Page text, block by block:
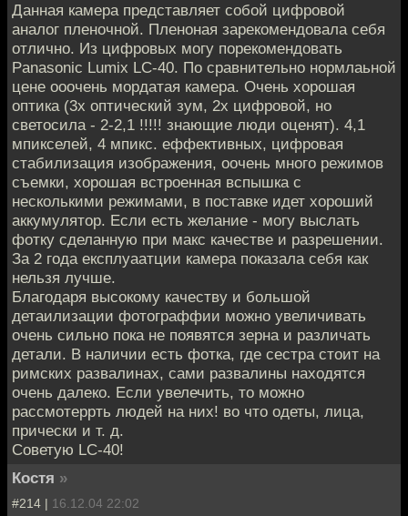
Данная камера представляет собой цифровой
аналог пленочной. Пленоная зарекомендовала себя
отлично. Из цифровых могу порекомендовать
Panasonic Lumix LC-40. По сравнительно нормлаьной
цене ооочень мордатая камера. Очень хорошая
оптика (3х оптический зум, 2х цифровой, но
светосила - 2-2,1 !!!!! знающие люди оценят). 4,1
мпикселей, 4 мпикс. еффективных, цифровая
стабилизация изображения, оочень много режимов
съемки, хорошая встроенная вспышка с
несколькими режимами, в поставке идет хороший
аккумулятор. Если есть желание - могу выслать
фотку сделанную при макс качестве и разрешении.
За 2 года експлуаатции камера показала себя как
нельзя лучше.
Благодаря высокому качеству и большой
детаилизации фотограффии можно увеличивать
очень сильно пока не появятся зерна и различать
детали. В наличии есть фотка, где сестра стоит на
римских развалинах, сами развалины находятся
очень далеко. Если увелечить, то можно
рассмотеррть людей на них! во что одеты, лица,
прически и т. д.
Советую LC-40!
Костя »
#214 | 16.12.04 22:02